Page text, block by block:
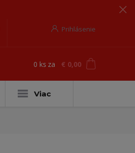
Prihlásenie
0 ks za € 0,00
Viac